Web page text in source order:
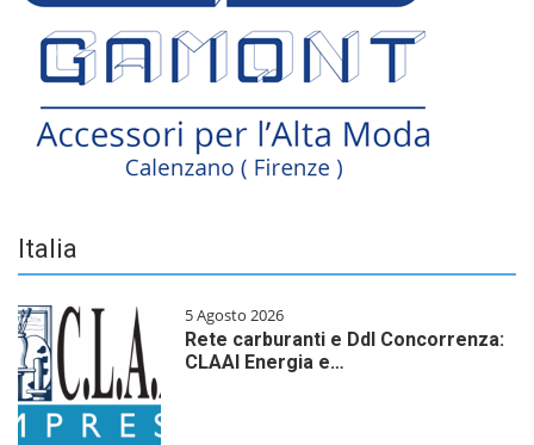
Italia
5 Agosto 2026
Rete carburanti e Ddl Concorrenza:
CLAAI Energia e…